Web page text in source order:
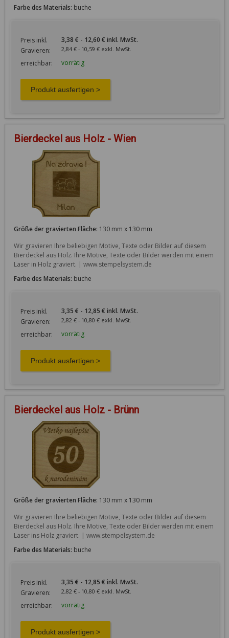
Farbe des Materials: buche
Preis inkl.
Gravieren:
3,38 € - 12,60 € inkl. MwSt.
2,84 € - 10,59 € exkl. MwSt.
erreichbar: vorrätig
Bierdeckel aus Holz - Wien
Größe der gravierten Fläche: 130 mm x 130 mm
Wir gravieren Ihre beliebigen Motive, Texte oder Bilder auf diesem
Bierdeckel aus Holz. Ihre Motive, Texte oder Bilder werden mit einem
Laser in Holz graviert. | www.stempelsystem.de
Farbe des Materials: buche
Preis inkl.
Gravieren:
3,35 € - 12,85 € inkl. MwSt.
2,82 € - 10,80 € exkl. MwSt.
erreichbar: vorrätig
Bierdeckel aus Holz - Brünn
Größe der gravierten Fläche: 130 mm x 130 mm
Wir gravieren Ihre beliebigen Motive, Texte oder Bilder auf diesem
Bierdeckel aus Holz. Ihre Motive, Texte oder Bilder werden mit einem
Laser ins Holz graviert. | www.stempelsystem.de
Farbe des Materials: buche
Preis inkl.
Gravieren:
3,35 € - 12,85 € inkl. MwSt.
2,82 € - 10,80 € exkl. MwSt.
erreichbar: vorrätig